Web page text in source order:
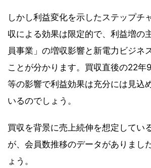
しかし利益変化を示したステップチ
収による効果は限定的で、利益増の
員事業」の増収影響と新電力ビジネ
ことが分かります。買収直後の22年
等の影響で利益効果は充分には見込
いるのでしょう。
買収を背景に売上続伸を想定してい
が、会員数推移のデータがありまし
ょう。